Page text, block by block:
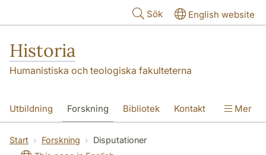
Sök English website
Historia
Humanistiska och teologiska fakulteterna
Utbildning Forskning Bibliotek Kontakt
Om oss
Mer
Start Forskning
Disputationer